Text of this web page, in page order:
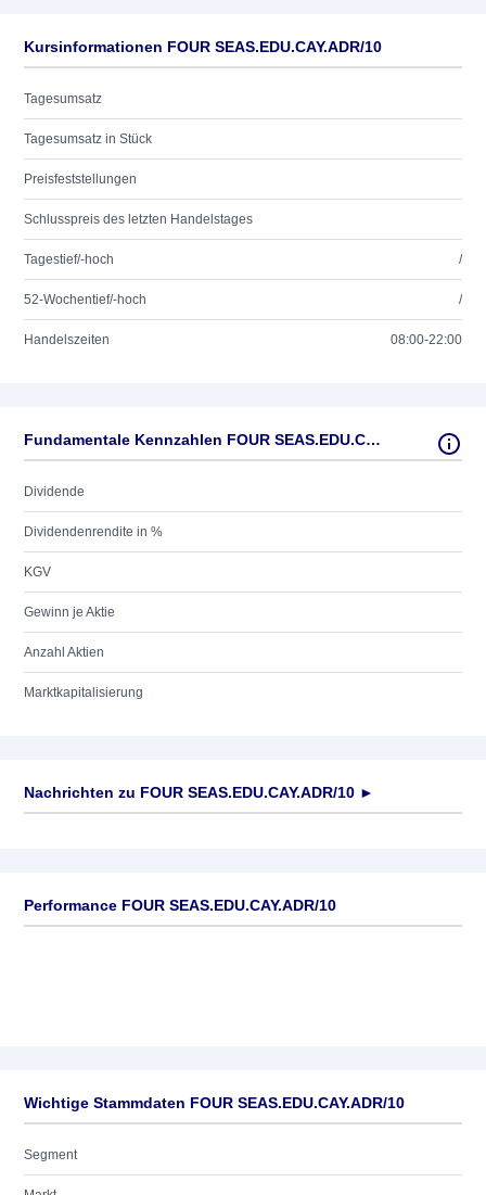
Kursinformationen FOUR SEAS.EDU.CAY.ADR/10
Tagesumsatz
Tagesumsatz in Stück
Preisfeststellungen
Schlusspreis des letzten Handelstages
Tagestief/-hoch /
52-Wochentief/-hoch /
Handelszeiten 08:00-22:00
Fundamentale Kennzahlen FOUR SEAS.EDU.CAY.ADR/10
Dividende
Dividendenrendite in %
KGV
Gewinn je Aktie
Anzahl Aktien
Marktkapitalisierung
Nachrichten zu FOUR SEAS.EDU.CAY.ADR/10 ►
Performance FOUR SEAS.EDU.CAY.ADR/10
Wichtige Stammdaten FOUR SEAS.EDU.CAY.ADR/10
Segment